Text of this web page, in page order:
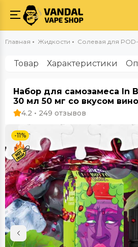
Главная Жидкости Солевая для
Товар Характеристики
Набор для самозамеса In
30 мл 50 мг со вкусом
4.2 • 249 отзывов
-11%